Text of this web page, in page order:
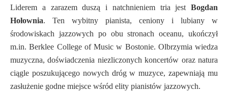
Liderem a zarazem duszą i natchnieniem tria jest Bogdan
Hołownia. Ten wybitny pianista, ceniony i lubiany w
środowiskach jazzowych po obu stronach oceanu, ukończył
m.in. Berklee College of Music w Bostonie. Olbrzymia wiedza
muzyczna, doświadczenia niezliczonych koncertów oraz natura
ciągle poszukującego nowych dróg w muzyce, zapewniają mu
zasłużenie godne miejsce wśród elity pianistów jazzowych.